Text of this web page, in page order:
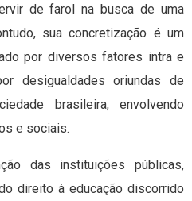
de farol na busca de uma
sua concretização é um
por diversos fatores intra e
desigualdades oriundas de
brasileira, envolvendo
e sociais.
das instituições públicas,
direito à educação discorrido